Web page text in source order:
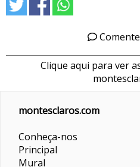
Clique aqui para ver
montesclaros.com
Conheça-nos
Principal
Mural